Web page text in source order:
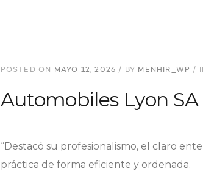
POSTED ON MAYO 12, 2026 / BY MENHIR_WP /
Automobiles Lyon
“Destacó su profesionalismo, el claro
práctica de forma eficiente y ordenada.